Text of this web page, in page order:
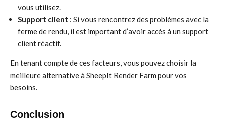
vous utilisez.
Support client : Si vous rencontrez des problèmes avec la
ferme de rendu, il est important d’avoir accès à un support
client réactif.
En tenant compte de ces facteurs, vous pouvez choisir la
meilleure alternative à SheepIt Render Farm pour vos
besoins.
Conclusion